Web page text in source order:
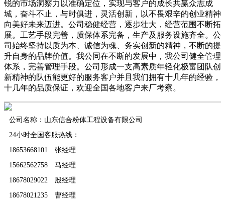
锐的市场洞察力以准确定位，实现与客户的成长共赢众志成
城，奋斗不止，与时俱进，灵活创新，以不畏艰辛的创业精神
向美好未来迈进。公司稳健经营，逐步壮大，经营范围不断拓
展。工艺手段完善，质保体系完备，生产及服务设施齐全。公
司始终坚持以质为本、诚信为魂、务实创新的精神，不断的提
升自身的品牌价值。我公同在不断的发展中，我公司健全管理
体系，完善管理手段。公司形成一支高素质年轻化极富团队创
新精神的队伍能更好的服务客户并且我们拥有十几年的经验，
十几年的品质保证，欢迎全国各地客户来厂考察。
公司名称：山东信合粉体工程设备有限公司
24小时全国客服热线：
18653668101 张经理
15662562758 马经理
18678029022 殷经理
18678021235 曹经理